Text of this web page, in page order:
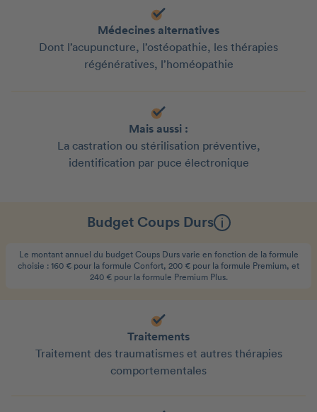
Médecines alternatives
Dont l’acupuncture, l’ostéopathie, les thérapies
régénératives, l’homéopathie
Mais aussi :
La castration ou stérilisation préventive,
identification par puce électronique
Budget Coups Durs
Le montant annuel du budget Coups Durs varie en fonction de la formule
choisie : 160 € pour la formule Confort, 200 € pour la formule Premium, et
240 € pour la formule Premium Plus.
Traitements
Traitement des traumatismes et autres thérapies
comportementales